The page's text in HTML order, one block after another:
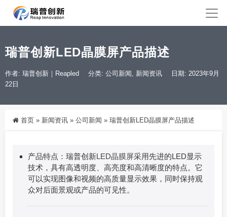
瑞普创新LED晶膜屏产品描述
作者: 瑞普创新｜Reapled 分类: 公司新闻, 新闻资讯
日期: 2023年9月
22日
首页 » 新闻资讯 » 公司新闻 » 瑞普创新LED晶膜屏产品描述
产品特点：瑞普创新LED晶膜屏采用先进的LED显示
技术，具有高透明度、高亮度和高清晰度的特点。它
可以实现图像和视频的高质量显示效果，同时保持观
众对后面景观或产品的可见性。